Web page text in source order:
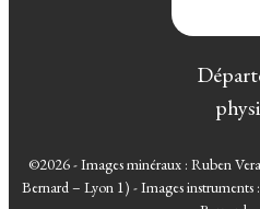
©2026 - Images minéraux : Ruben
Bernard – Lyon 1) - Images